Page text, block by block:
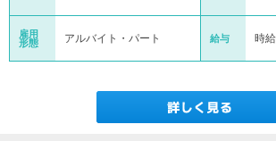
雇用
形態
アルバイト・パート 給与 時